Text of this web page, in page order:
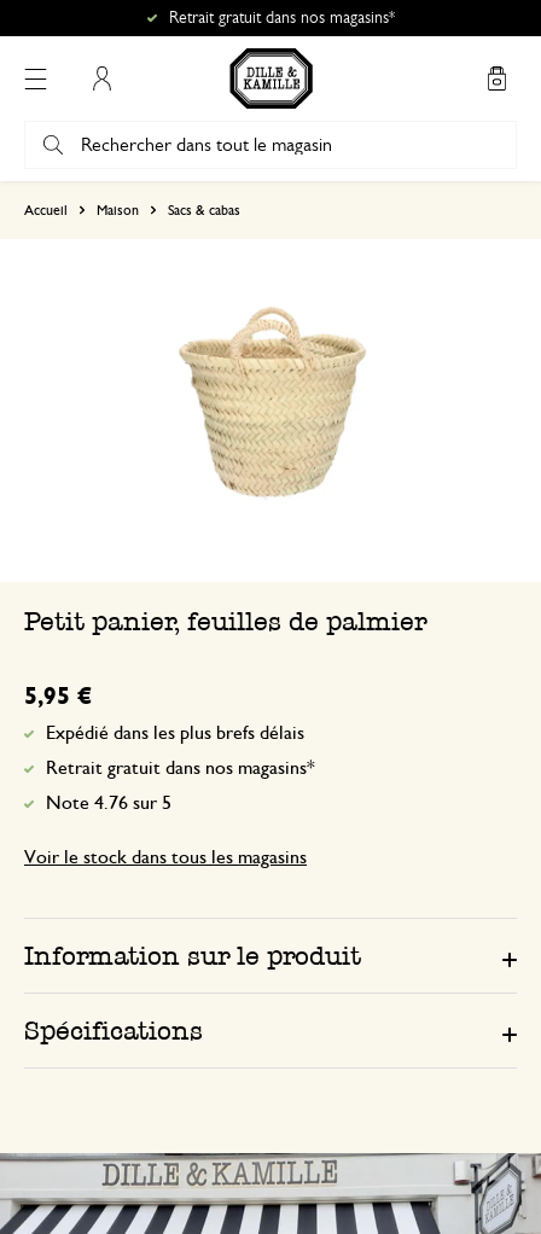
Retrait gratuit dans nos magasins*
Accueil Maison Sacs & cabas
Petit panier, feuilles de palmier
5,95 €
Expédié dans les plus brefs délais
Retrait gratuit dans nos magasins*
Note 4.76 sur 5
Voir le stock dans tous les magasins
Information sur le produit
Spécifications